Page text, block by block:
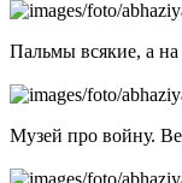
Пальмы всякие, а
Музей про войну.